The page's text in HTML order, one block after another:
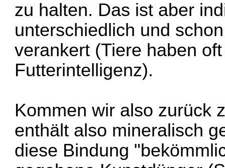
zu halten. Das ist aber
unterschiedlich und
verankert (Tiere haben
Futterintelligenz).
Kommen wir also zurück
enthält also mineralisch
diese Bindung